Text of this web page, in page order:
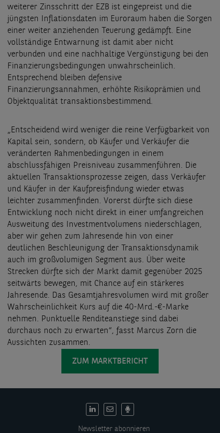
weiterer Zinsschritt der EZB ist eingepreist und die
jüngsten Inflationsdaten im Euroraum haben die Sorgen
einer weiter anziehenden Teuerung gedämpft. Eine
vollständige Entwarnung ist damit aber nicht
verbunden und eine nachhaltige Vergünstigung bei den
Finanzierungsbedingungen unwahrscheinlich.
Entsprechend bleiben defensive
Finanzierungsannahmen, erhöhte Risikoprämien und
Objektqualität transaktionsbestimmend.
„Entscheidend wird weniger die reine Verfügbarkeit von
Kapital sein, sondern, ob Käufer und Verkäufer die
veränderten Rahmenbedingungen in einem
abschlussfähigen Preisniveau zusammenführen. Die
aktuellen Transaktionsprozesse zeigen, dass Verkäufer
und Käufer in der Kaufpreisfindung wieder etwas
leichter zusammenfinden. Vorerst dürfte sich diese
Entwicklung noch nicht direkt in einer umfangreichen
Ausweitung des Investmentvolumens niederschlagen,
aber wir gehen zum Jahresende hin von einer
deutlichen Beschleunigung der Transaktionsdynamik
auch im großvolumigen Segment aus. Über weite
Strecken dürfte sich der Markt damit gegenüber 2025
seitwärts bewegen, mit Chance auf ein stärkeres
Jahresende. Das Gesamtjahresvolumen wird mit großer
Wahrscheinlichkeit Kurs auf die 40-Mrd.-€-Marke
nehmen. Punktuelle Renditeanstiege sind dabei
durchaus noch zu erwarten“, fasst Marcus Zorn die
Aussichten zusammen.
ZUM MARKTBERICHT
Newsletter abonnieren